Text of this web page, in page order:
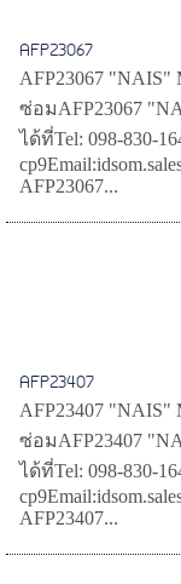
AFP23067
AFP23067
ซ่อมAFP23067
ได้ที่Tel: 098-830-
AFP23067...
AFP23407
AFP23407
ซ่อมAFP23407
ได้ที่Tel: 098-830-
AFP23407...